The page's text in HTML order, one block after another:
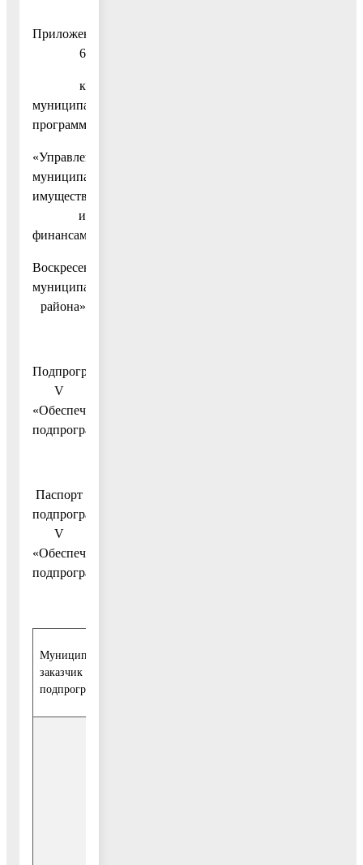
Приложение
6
к
муниципальной
программе
«Управление
муниципальным
имуществом
и
финансами
Воскресенского
муниципального
района»
Подпрограмма
V
«Обеспечивающая
подпрограмма»
Паспорт
подпрограммы
V
«Обеспечивающая
подпрограмма»
Муниципальный
заказчик
подпрограммы